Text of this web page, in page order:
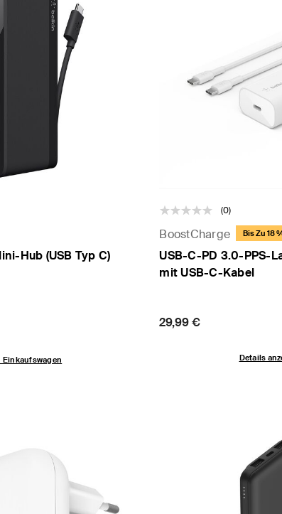
Hub (USB Typ C)
Einkaufswagen
(0)
BoostCharge Bis Zu 18
USB-C-PD 3.0-PPS-
mit USB-C-Kabel
Price:
29,99 €
Details